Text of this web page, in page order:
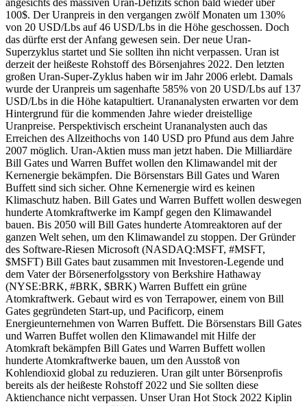
100$. Der Uranpreis in den vergangen zwölf Monaten um 130%
von 20 USD/Lbs auf 46 USD/Lbs in die Höhe geschossen. Doch
das dürfte erst der Anfang gewesen sein. Der neue Uran-
Superzyklus startet und Sie sollten ihn nicht verpassen. Uran ist
derzeit der heißeste Rohstoff des Börsenjahres 2022. Den letzten
großen Uran-Super-Zyklus haben wir im Jahr 2006 erlebt. Damals
wurde der Uranpreis um sagenhafte 585% von 20 USD/Lbs auf 137
USD/Lbs in die Höhe katapultiert. Urananalysten erwarten vor dem
Hintergrund für die kommenden Jahre wieder dreistellige
Uranpreise. Perspektivisch erscheint Urananalysten auch das
Erreichen des Allzeithochs von 140 USD pro Pfund aus dem Jahre
2007 möglich. Uran-Aktien muss man jetzt haben. Die Milliardäre
Bill Gates und Warren Buffet wollen den Klimawandel mit der
Kernenergie bekämpfen. Die Börsenstars Bill Gates und Waren
Buffett sind sich sicher. Ohne Kernenergie wird es keinen
Klimaschutz haben. Bill Gates und Warren Buffett wollen deswegen
hunderte Atomkraftwerke im Kampf gegen den Klimawandel
bauen. Bis 2050 will Bill Gates hunderte Atomreaktoren auf der
ganzen Welt sehen, um den Klimawandel zu stoppen. Der Gründer
des Software-Riesen Microsoft (NASDAQ:MSFT, #MSFT,
$MSFT) Bill Gates baut zusammen mit Investoren-Legende und
dem Vater der Börsenerfolgsstory von Berkshire Hathaway
(NYSE:BRK, #BRK, $BRK) Warren Buffett ein grüne
Atomkraftwerk. Gebaut wird es von Terrapower, einem von Bill
Gates gegründeten Start-up, und Pacificorp, einem
Energieunternehmen von Warren Buffett. Die Börsenstars Bill Gates
und Warren Buffet wollen den Klimawandel mit Hilfe der
Atomkraft bekämpfen Bill Gates und Warren Buffett wollen
hunderte Atomkraftwerke bauen, um den Ausstoß von
Kohlendioxid global zu reduzieren. Uran gilt unter Börsenprofis
bereits als der heißeste Rohstoff 2022 und Sie sollten diese
Aktienchance nicht verpassen. Unser Uran Hot Stock 2022 Kiplin